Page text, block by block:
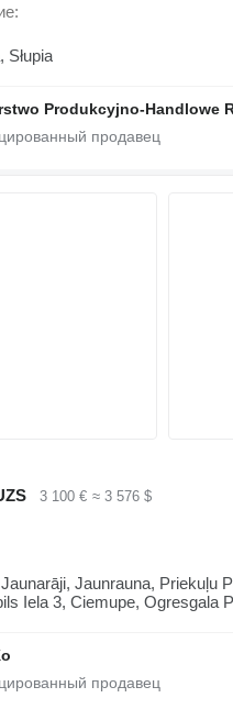
3 100 € ≈ 3 576 $
Jaunrauna, Priekuļu
Iela 3, Ciemupe, Ogresgala